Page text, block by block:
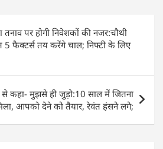
l e
पर होगी निवेशकों की नजर:चौथी
5 फैक्टर्स तय करेंगे चाल; निफ्टी के लिए
से कहा- मुझसे ही जुड़ो:10 साल में जितना
आपको देने को तैयार, रेवंत हंसने लगे;